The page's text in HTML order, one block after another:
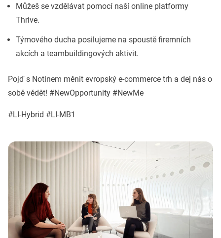
Můžeš se vzdělávat pomocí naší online platformy
Thrive.
Týmového ducha posilujeme na spoustě firemních
akcích a teambuildingových aktivit.
Pojď s Notinem měnit evropský e-commerce trh a dej nás o
sobě vědět! #NewOpportunity #NewMe
#LI-Hybrid #LI-MB1